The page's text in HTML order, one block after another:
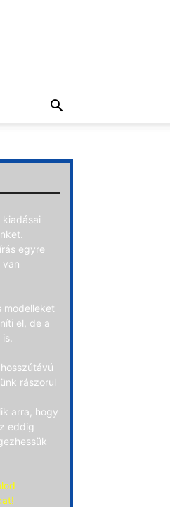
egyre
van
modelleket
el, de a
rászorul
arra, hogy
eddig